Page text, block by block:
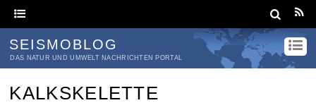
SEISMOBLOG
DAS NATUR UND UMWELT NACHRICHTEN PORTAL
KALKSKELETTE